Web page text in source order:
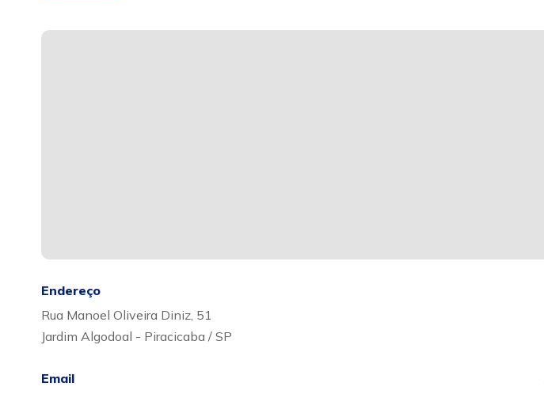
Endereço
Rua Manoel Oliveira Diniz, 51
Jardim Algodoal - Piracicaba / SP
Email